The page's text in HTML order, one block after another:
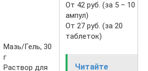
Мазь/Гель, 30
г
Раствор для
От 42 руб. (за 5 – 10
ампул)
От 27 руб. (за 20
таблеток)
Читайте